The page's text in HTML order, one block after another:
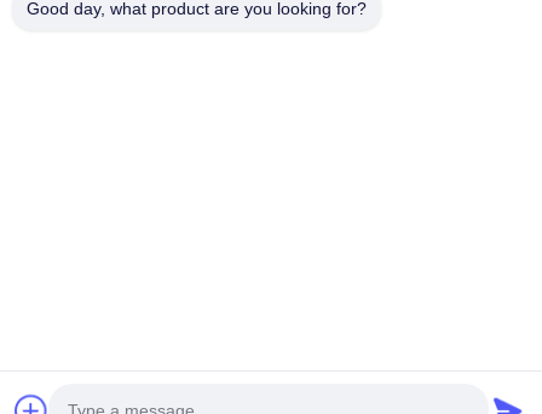
Good day, what product are you looking for?